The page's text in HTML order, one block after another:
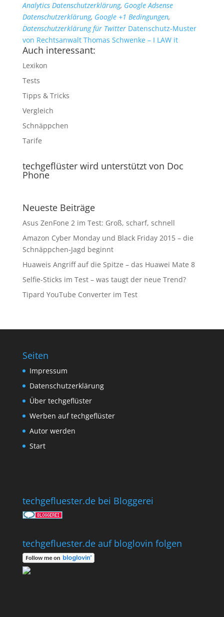
Analytics Datenschutzerklärung, Google Adsense
Datenschutzerklärung, Google +1 Bedingungen,
Datenschutzerklärung für Twitter Datenschutz-Muster
von Rechtsanwalt Thomas Schwenke – I LAW it
Auch interessant:
Lexikon
Tests
Tipps & Tricks
Vergleich
Schnäppchen
Tarife
techgeflüster wird unterstützt von Doc
Phone
Neueste Beiträge
Asus ZenFone 2 im Test: Groß, scharf, schnell
Amazon Cyber Monday und Black Friday 2015 – die
Schnäppchen-Jagd beginnt
Huaweis Angriff auf die Spitze – das Huawei Mate 8
Selfie-Sticks im Test – was taugt der neue Trend?
Tipard YouTube Converter im Test
Seiten
Impressum
Datenschutzerklärung
Über techgeflüster
Werben auf techgeflüster
Autor werden
Start
techgefluester.de bei Bloggerei
techgefluester.de auf bloglovin folgen